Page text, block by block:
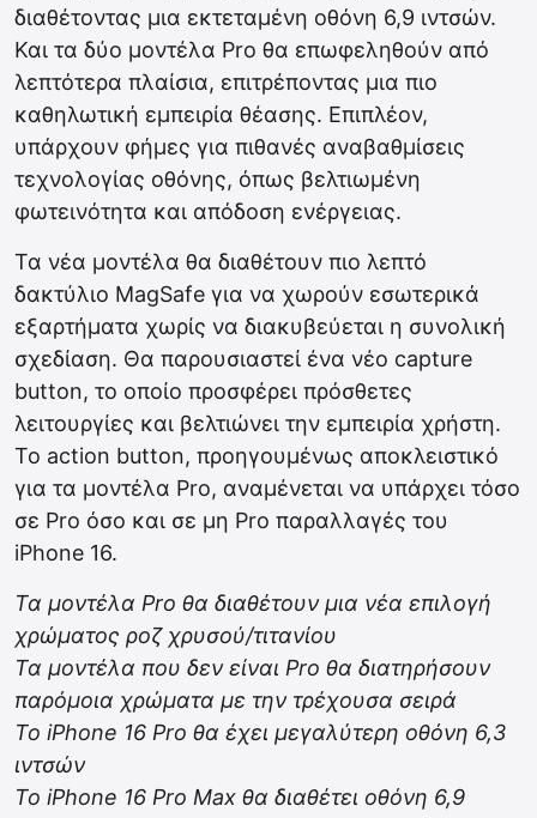
διαθέτοντας μια εκτεταμένη οθόνη 6,9 ιντσών.
Και τα δύο μοντέλα Pro θα επωφεληθούν από
λεπτότερα πλαίσια, επιτρέποντας μια πιο
καθηλωτική εμπειρία θέασης. Επιπλέον,
υπάρχουν φήμες για πιθανές αναβαθμίσεις
τεχνολογίας οθόνης, όπως βελτιωμένη
φωτεινότητα και απόδοση ενέργειας.
Τα νέα μοντέλα θα διαθέτουν πιο λεπτό
δακτύλιο MagSafe για να χωρούν εσωτερικά
εξαρτήματα χωρίς να διακυβεύεται η συνολική
σχεδίαση. Θα παρουσιαστεί ένα νέο capture
button, το οποίο προσφέρει πρόσθετες
λειτουργίες και βελτιώνει την εμπειρία χρήστη.
Το action button, προηγουμένως αποκλειστικό
για τα μοντέλα Pro, αναμένεται να υπάρχει τόσο
σε Pro όσο και σε μη Pro παραλλαγές του
iPhone 16.
Τα μοντέλα Pro θα διαθέτουν μια νέα επιλογή
χρώματος ροζ χρυσού/τιτανίου
Τα μοντέλα που δεν είναι Pro θα διατηρήσουν
παρόμοια χρώματα με την τρέχουσα σειρά
Το iPhone 16 Pro θα έχει μεγαλύτερη οθόνη 6,3
ιντσών
Το iPhone 16 Pro Max θα διαθέτει οθόνη 6,9